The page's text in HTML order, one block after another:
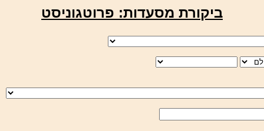
ביקורת מסעדות: פרוטגוניסט